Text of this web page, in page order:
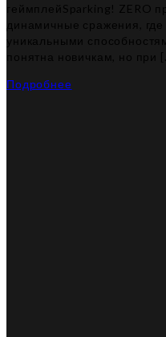
геймплейSparking! ZERO
динамичные сражения,
уникальными
понятна новичкам, но при
Подробнее